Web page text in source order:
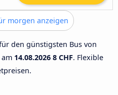
morgen anzeigen
den günstigsten Bus von
14.08.2026 8 CHF. Flexible